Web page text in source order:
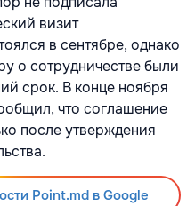
визит
в сентябре, однако
о сотрудничестве были
срок. В конце ноября
что соглашение
после утверждения
Point.md в Google